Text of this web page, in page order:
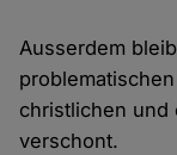
Ausserdem
christlichen und
verschont.